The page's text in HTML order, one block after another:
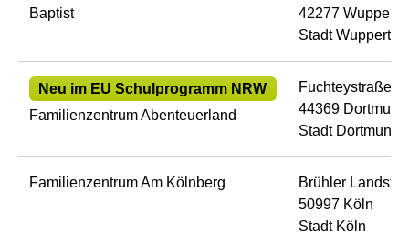
Baptist
42277 Wuppertal
Stadt Wuppertal
Neu im EU Schulprogramm NRW
Familienzentrum Abenteuerland
Fuchteystraße 6
44369 Dortmund
Stadt Dortmund
Familienzentrum Am Kölnberg
Brühler
50997 Köln
Stadt Köln